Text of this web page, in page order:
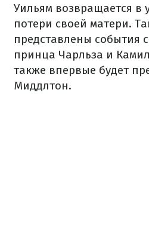
Уильям возвращается в
потери своей матери.
представлены события
принца Чарльза и
также впервые будет
Миддлтон.